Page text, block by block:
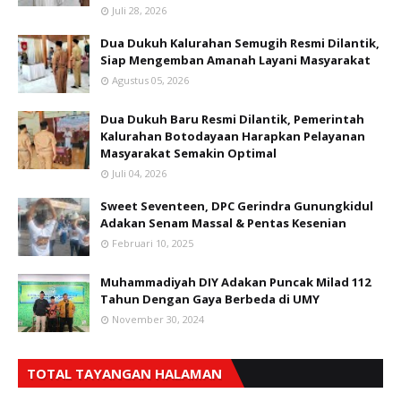
Juli 28, 2026
Dua Dukuh Kalurahan Semugih Resmi Dilantik,
Siap Mengemban Amanah Layani Masyarakat
Agustus 05, 2026
Dua Dukuh Baru Resmi Dilantik, Pemerintah
Kalurahan Botodayaan Harapkan Pelayanan
Masyarakat Semakin Optimal
Juli 04, 2026
Sweet Seventeen, DPC Gerindra Gunungkidul
Adakan Senam Massal & Pentas Kesenian
Februari 10, 2025
Muhammadiyah DIY Adakan Puncak Milad 112
Tahun Dengan Gaya Berbeda di UMY
November 30, 2024
TOTAL TAYANGAN HALAMAN